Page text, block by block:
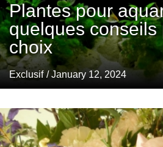
Plantes pour
quelques conseils
choix
Exclusif / January 12, 2024